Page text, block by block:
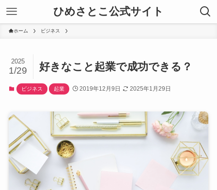
ひめさとこ公式サイト
ホーム ビジネス
好きなこと起業で成功できる？
2025
1/29
ビジネス 起業 2019年12月9日 2025年1月29日